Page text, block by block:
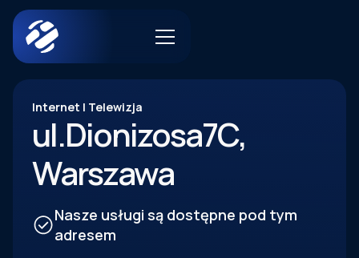
Internet | Telewizja
ul.Dionizosa7C,
Warszawa
Nasze usługi są dostępne pod tym
adresem